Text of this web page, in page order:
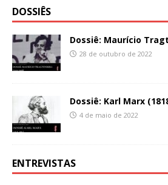
DOSSIÊS
Dossiê: Maurício
28 de outubro de 2022
Dossiê: Karl Marx
4 de maio de 2022
ENTREVISTAS